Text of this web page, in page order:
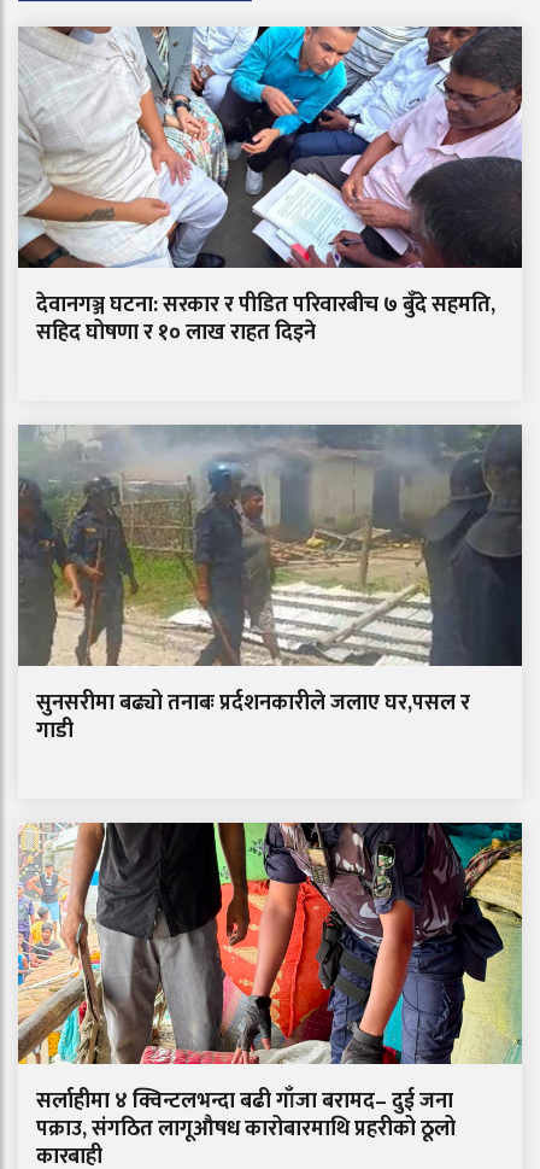
देवानगञ्ज घटना: सरकार र पीडित परिवारबीच ७ बुँदे सहमति,
सहिद घोषणा र १० लाख राहत दिइने
सुनसरीमा बढ्यो तनाबः प्रर्दशनकारीले जलाए घर,पसल र
गाडी
सर्लाहीमा ४ क्विन्टलभन्दा बढी गाँजा बरामद– दुई जना
पक्राउ, संगठित लागूऔषध कारोबारमाथि प्रहरीको ठूलो
कारबाही